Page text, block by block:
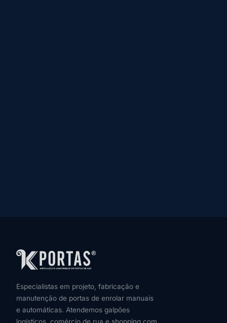
Especialistas em projeto, fabricação e
manutenção de portas de enrolar manuais
e automáticas. Atendemos galpões